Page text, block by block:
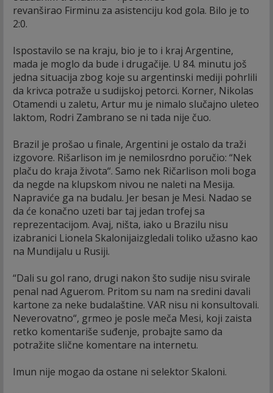
revanširao Firminu za asistenciju kod gola. Bilo je to
2:0.
Ispostavilo se na kraju, bio je to i kraj Argentine,
mada je moglo da bude i drugačije. U 84. minutu još
jedna situacija zbog koje su argentinski mediji pohrlili
da krivca potraže u sudijskoj petorci. Korner, Nikolas
Otamendi u zaletu, Artur mu je nimalo slučajno uleteo
laktom, Rodri Zambrano se ni tada nije čuo.
Brazil je prošao u finale, Argentini je ostalo da traži
izgovore. Rišarlison im je nemilosrdno poručio: “Nek
plaču do kraja života“. Samo nek Ričarlison moli boga
da negde na klupskom nivou ne naleti na Mesija.
Napraviće ga na budalu. Jer besan je Mesi. Nadao se
da će konačno uzeti bar taj jedan trofej sa
reprezentacijom. Avaj, ništa, iako u Brazilu nisu
izabranici Lionela Skalonijaizgledali toliko užasno kao
na Mundijalu u Rusiji.
“Dali su gol rano, drugi nakon što sudije nisu svirale
penal nad Aguerom. Pritom su nam na sredini davali
kartone za neke budalaštine. VAR nisu ni konsultovali.
Neverovatno“, grmeo je posle meča Mesi, koji zaista
retko komentariše suđenje, probajte samo da
potražite slične komentare na internetu.
Imun nije mogao da ostane ni selektor Skaloni.